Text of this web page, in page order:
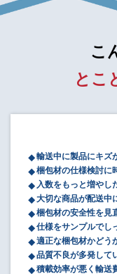
こ
とこ
輸送中に製品にキズ
梱包材の仕様検討に
入数をもっと増やし
大切な商品が配送中
梱包材の安全性を見
仕様をサンプルでし
適正な梱包材かどう
品質不良が多発して
積載効率が悪く輸送